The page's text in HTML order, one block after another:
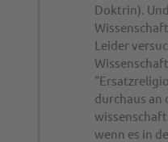
Doktrin).
Leider
durchaus an
wenn es in